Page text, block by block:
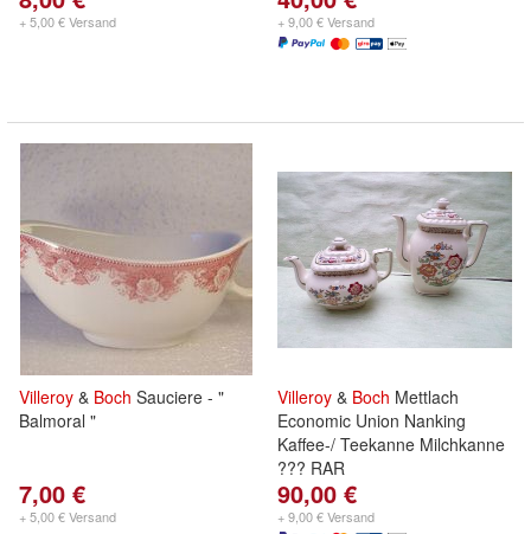
+ 5,00 € Versand + 9,00 € Versand
Villeroy & Boch Sauciere - "
Balmoral "
7,00 €
+ 5,00 € Versand
Villeroy & Boch Mettlach
Economic Union Nanking
Kaffee-/ Teekanne Milchkanne
??? RAR
90,00 €
+ 9,00 € Versand